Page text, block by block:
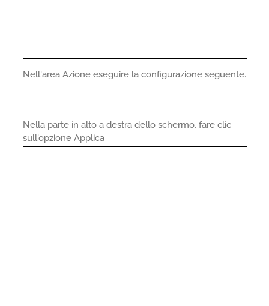
Nell'area Azione eseguire la configurazione seguente.
Nella parte in alto a destra dello schermo, fare clic
sull'opzione Applica